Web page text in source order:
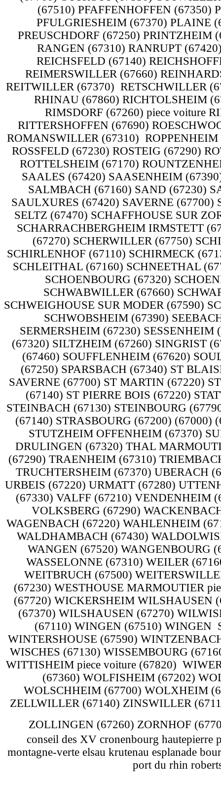
conseil des XV cronenbourg hautepierre
montagne-verte elsau krutenau esplanade
port du rhin